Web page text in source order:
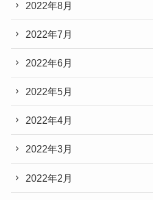
2022年8月
2022年7月
2022年6月
2022年5月
2022年4月
2022年3月
2022年2月